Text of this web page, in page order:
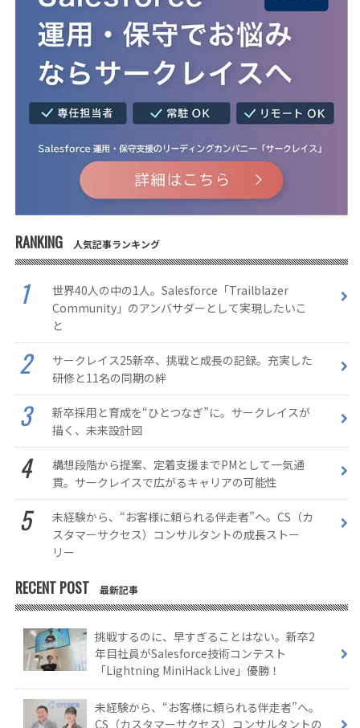
RANKING 人気記事ランキング
世界40人の中の1人。Salesforce「Trailblazer
Community」のアンバサダーとして実現したいこ
と
サークレイス25新卒、挑戦と成長の記録。充実した
研修と11名の同期の絆
新卒採用と育成を“ひとつなぎ”に。サークレイスが
描く、未来設計図
構想段階から提案、定着支援までPMとして一気通
貫。サークレイスで広がるキャリアの可能性
未経験から、“お客様に頼られる伴走者”へ。CS（カ
スタマーサクセス）コンサルタントの成長ストー
リー
RECENT POST 最新記事
挑戦するのに、早すぎることはない。新卒2
年目社員がSalesforce技術コンテスト
「Lightning MiniHack Live」優勝！
未経験から、“お客様に頼られる伴走者”へ。
CS（カスタマーサクセス）コンサルタントの